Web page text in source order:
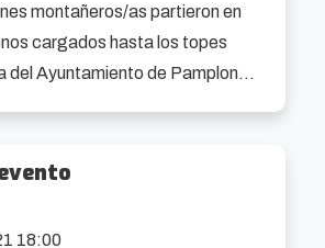
montañeros/as partieron en
cargados hasta los topes
del Ayuntamiento de Pamplona
y exotismo que
ascendiendo hasta la cumbre
de 7.116 metros. Fue “el
18:00